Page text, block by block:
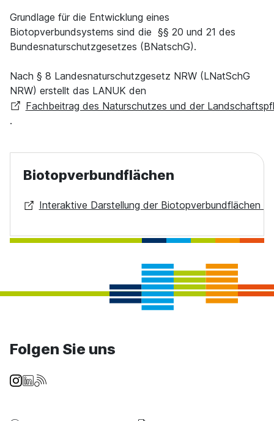
Grundlage für die Entwicklung eines
Biotopverbundsystems sind die §§ 20 und 21 des
Bundesnaturschutzgesetzes (BNatschG).
Nach § 8 Landesnaturschutzgesetz NRW (LNatSchG
NRW) erstellt das LANUK den
Fachbeitrag des Naturschutzes und der
.
Biotopverbundflächen
Interaktive Darstellung der Biotopverbundflächen
Folgen Sie uns